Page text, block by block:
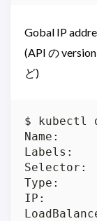
Gobal IP
(API の
ど)
$ kubectl
Name:			frontend
Labels:			name=frontend
Selector:		name=frontend
Type:			LoadBalancer
IP:			10.19.248.123
LoadBalancer